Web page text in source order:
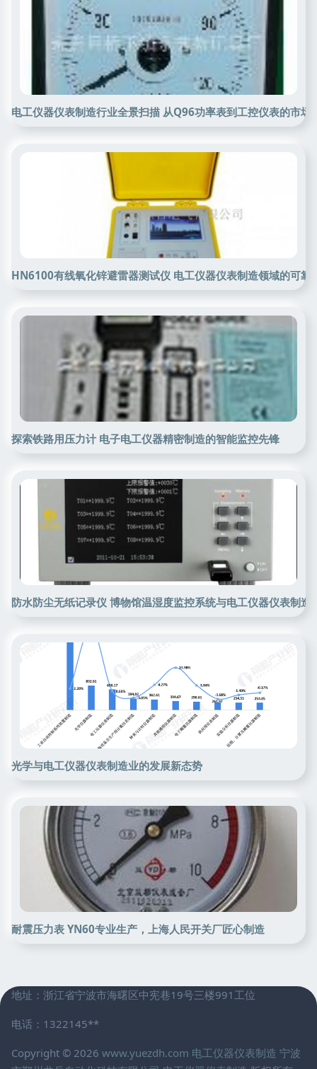
电工仪器仪表制造行业全景扫描 从Q96功率表到工控仪表的市场
HN6100有线氧化锌避雷器测试仪 电工仪器仪表制造领域的可靠
探索铁路用压力计 电子电工仪器精密制造的智能监控先锋
防水防尘无纸记录仪 博物馆温湿度监控系统与电工仪器仪表制造
光学与电工仪器仪表制造业的发展新态势
耐震压力表 YN60专业生产，上海人民开关厂匠心制造
地址：浙江省宁波市海曙区中宪巷19号三楼991工位
电话：1322145**
Copyright © 2026 www.yuezdh.com 电工仪器仪表制造 宁波